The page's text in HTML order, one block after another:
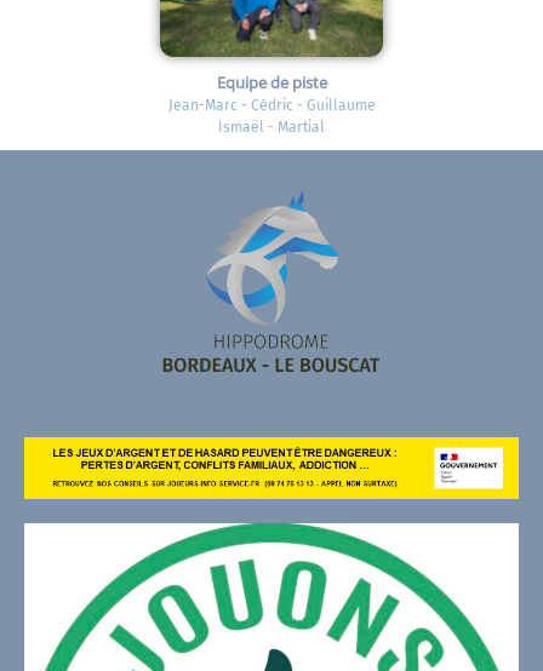
Equipe de piste
Jean-Marc - Cédric - Guillaume
Ismaël - Martial